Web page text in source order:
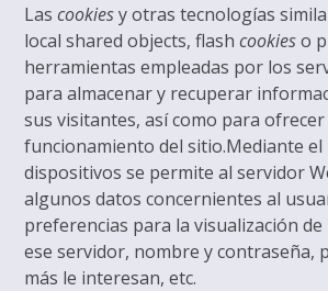
Lascookiesy otras tecnologías
local shared objects, flashcookieso
herramientas empleadas por los
para almacenar y recuperar
sus visitantes, así como para
funcionamiento del sitio.Mediante el
dispositivos se permite al servidor
algunos datos concernientes al
preferencias para la visualización de
ese servidor, nombre y contraseña,
más le interesan, etc.